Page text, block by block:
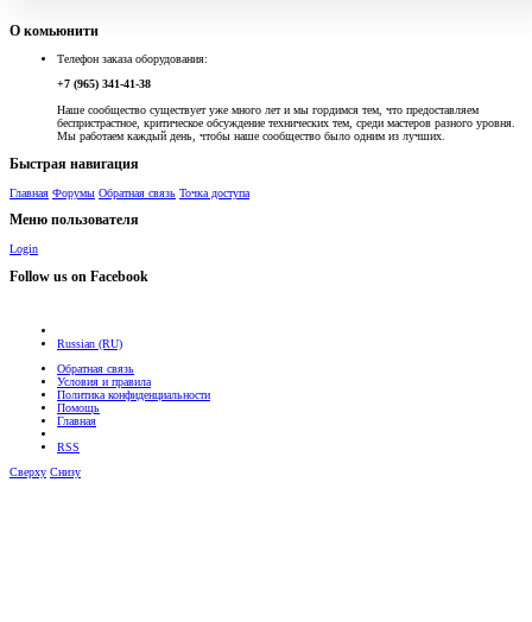
О комьюнити
Телефон заказа оборудования:
+7 (965) 341-41-38
Наше сообщество существует уже много лет и мы гордимся тем, что предоставляем
беспристрастное, критическое обсуждение технических тем, среди мастеров разного уровня.
Мы работаем каждый день, чтобы наше сообщество было одним из лучших.
Быстрая навигация
Главная Форумы Обратная связь Точка доступа
Меню пользователя
Login
Follow us on Facebook
Russian (RU)
Обратная связь
Условия и правила
Политика конфиденциальности
Помощь
Главная
RSS
Сверху Снизу